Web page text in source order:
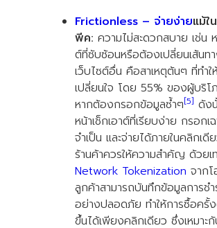
Frictionless – จ่ายง่ายแม้ใ
พีค: ความไม่สะดวกสบาย เช่น ห
ต์ที่ซับซ้อนหรือต้องเปลี่ยนเส้นท
เว็บไซต์อื่น คือสาเหตุต้นๆ ที่ทำใ
เปลี่ยนใจ โดย 55% ของผู้บริโ
หากต้องกรอกข้อมูลซ้ำๆ[5] ดัง
หน้าเช็กเอาต์ที่เรียบง่าย กรอกเ
จำเป็น และจ่ายได้ภายในคลิกเ
ร้านค้าควรให้ความสำคัญ ด้วยเ
Network Tokenization จากโ
ลูกค้าสามารถบันทึกข้อมูลการชำ
อย่างปลอดภัย ทำให้การซื้อครั้
ขึ้นได้เพียงคลิกเดียว ซึ่งเหมาะ